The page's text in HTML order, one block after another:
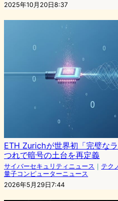
2025年10月20日8:37
ETH Zurichが世界初「完璧な
つれで暗号の土台を再定義
サイバーセキュリティニュース ｜ テク
量子コンピューターニュース
2026年5月29日7:44